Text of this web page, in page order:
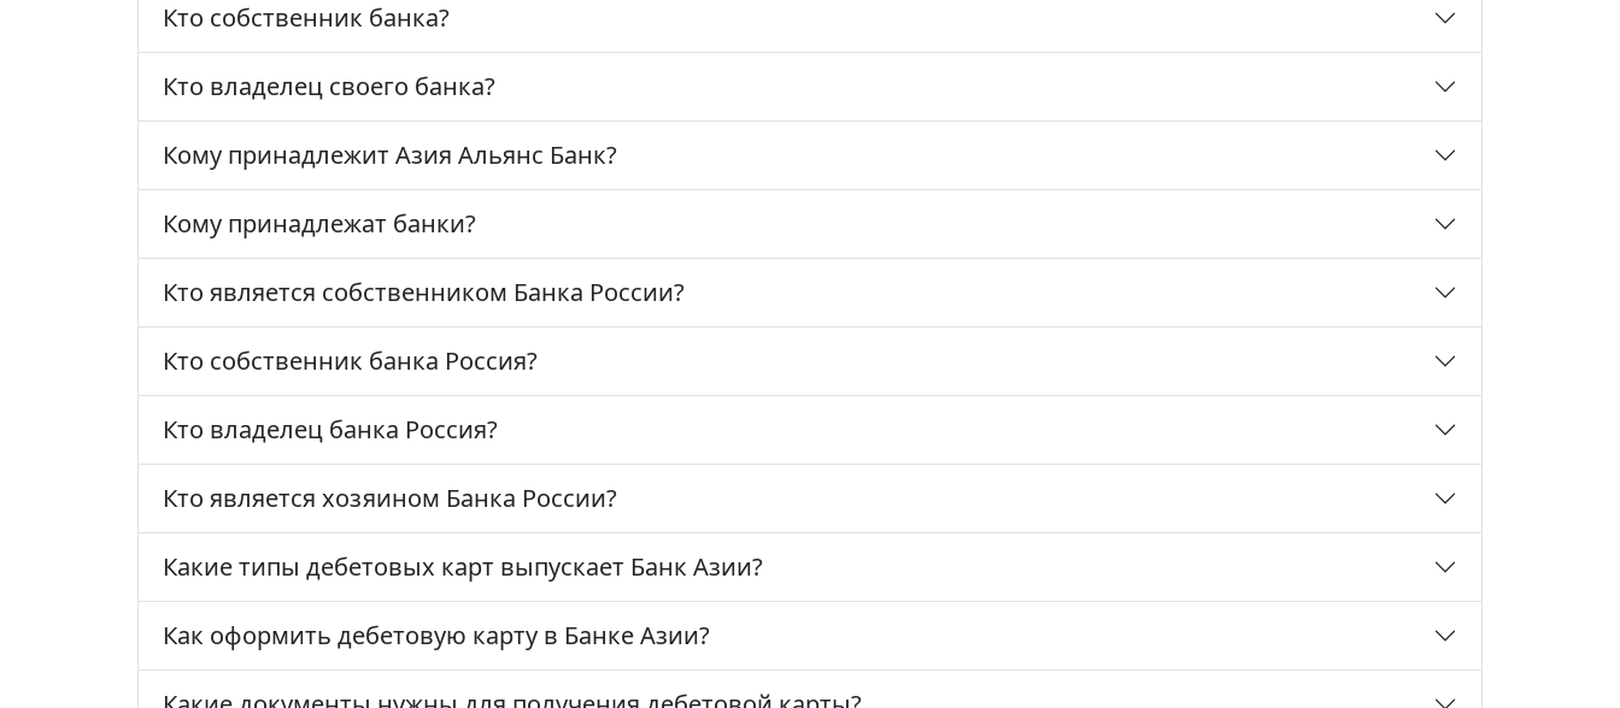
Кто собственник банка?
Кто владелец своего банка?
Кому принадлежит Азия Альянс Банк?
Кому принадлежат банки?
Кто является собственником Банка России?
Кто собственник банка Россия?
Кто владелец банка Россия?
Кто является хозяином Банка России?
Какие типы дебетовых карт выпускает Банк Азии?
Как оформить дебетовую карту в Банке Азии?